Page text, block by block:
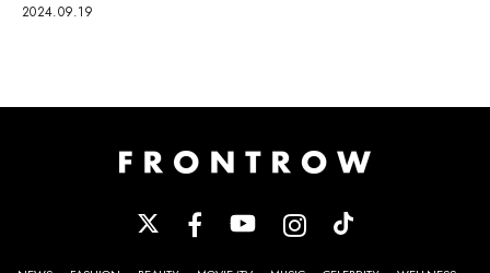
2024.09.19